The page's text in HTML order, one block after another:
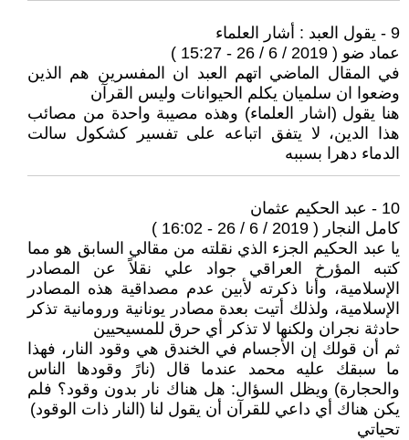
9 - يقول العبد : أشار العلماء
عماد ضو ( 2019 / 6 / 26 - 15:27 )
في المقال الماضي اتهم العبد ان المفسرين هم الذين
وضعوا ان سلميان يكلم الحيوانات وليس القرآن
هنا يقول (اشار العلماء) وهذه مصيبة واحدة من مصائب
هذا الدين، لا يتفق اتباعه على تفسير كشكول سالت
الدماء دهرا بسببه
10 - عبد الحكيم عثمان
كامل النجار ( 2019 / 6 / 26 - 16:02 )
يا عبد الحكيم الجزء الذي نقلته من مقالي السابق هو مما
كتبه المؤرخ العراقي جواد علي نقلاً عن المصادر
الإسلامية، وأنا ذكرته لأبين عدم مصداقية هذه المصادر
الإسلامية، ولذلك أتيت بعدة مصادر يونانية ورومانية تذكر
حادثة نجران ولكنها لا تذكر أي حرق للمسيحيين
ثم أن قولك إن الأجسام في الخندق هي وقود النار، فهذا
ما سبقك عليه محمد عندما قال (نارً وقودها الناس
والحجارة) ويظل السؤال: هل هناك نار بدون وقود؟ فلم
يكن هناك أي داعي للقرآن أن يقول لنا (النار ذات الوقود)
تحياتي